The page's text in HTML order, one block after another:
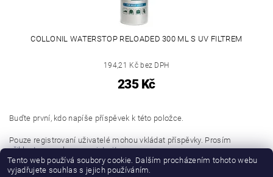
COLLONIL WATERSTOP RELOADED 300 ML S UV FILTREM
194,21 Kč bez DPH
235 Kč
Buďte první, kdo napíše příspěvek k této položce.
Pouze registrovaní uživatelé mohou vkládat příspěvky. Prosím
přihlaste senebo seregistrujte.
Buďte první, kdo napíše příspěvek k této položce.
Tento web používá soubory cookie. Dalším procházením tohoto webu
vyjadřujete souhlas s jejich používáním.